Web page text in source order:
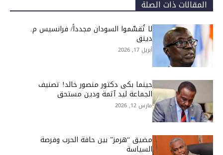
المقالات ذات الصلة
لا تُقسِّموا السودان مجدداً/ فرانسيس م.
دينق
أبريل 17, 2026
حينما بكى دكتور منصور خالد! تصنيف
الجماعة ليد آثمة ودين مستحق
مارس 12, 2026
مضيق “هرمز” بين حافة الحرب وفرصة
السياسة